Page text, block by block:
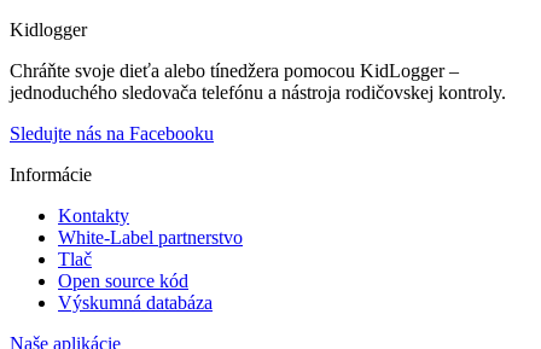
Kidlogger
Chráňte svoje dieťa alebo tínedžera pomocou KidLogger –
jednoduchého sledovača telefónu a nástroja rodičovskej kontroly.
Sledujte nás na Facebooku
Informácie
Kontakty
White-Label partnerstvo
Tlač
Open source kód
Výskumná databáza
Naše aplikácie